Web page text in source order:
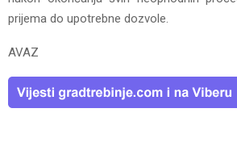
prijema do upotrebne dozvole.
AVAZ